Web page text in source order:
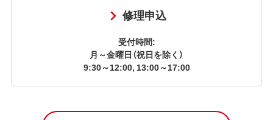
修理申込
受付時間:
月～金曜日（祝日を除く）
9:30～12:00, 13:00～17:00